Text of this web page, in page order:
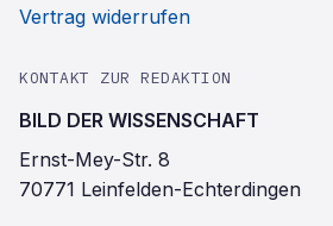
Vertrag widerrufen
KONTAKT ZUR REDAKTION
BILD DER WISSENSCHAFT
Ernst-Mey-Str. 8
70771 Leinfelden-Echterdingen